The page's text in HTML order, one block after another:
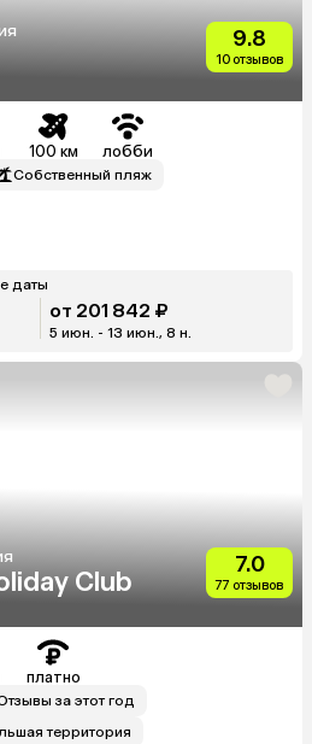
9.8
10 отзывов
100 км лобби
Собственный пляж
даты
от 201 842 ₽
5 июн. - 13 июн., 8 н.
Club
7.0
77 отзывов
платно
за этот год
территория